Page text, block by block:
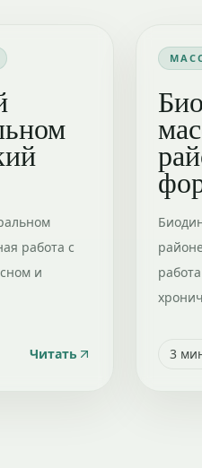
работа с
и
Читать 3